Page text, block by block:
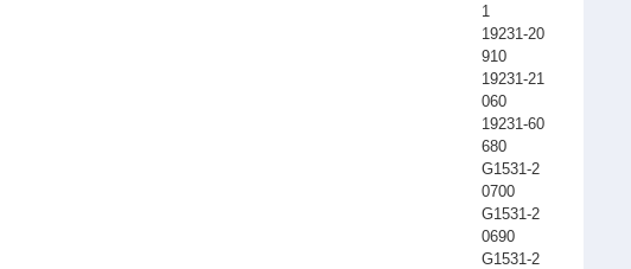
1
19231-20
910
19231-21
060
19231-60
680
G1531-2
0700
G1531-2
0690
G1531-2